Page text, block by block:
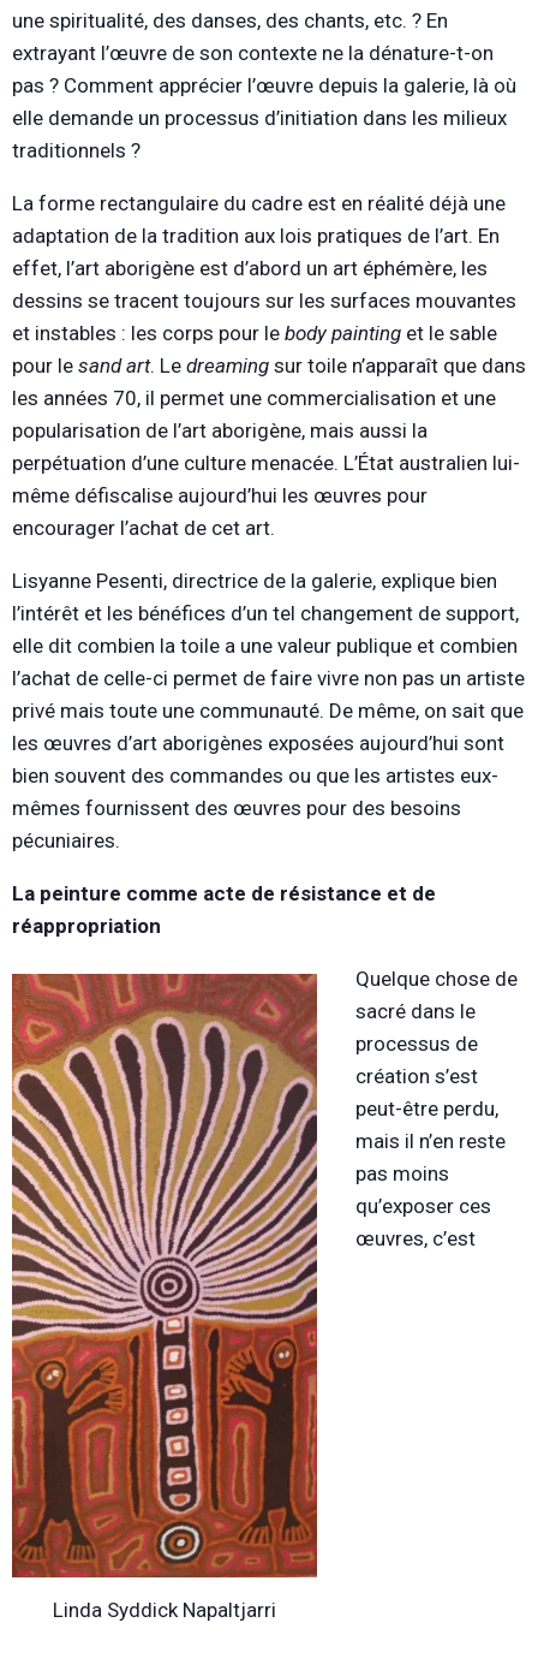
une spiritualité, des danses, des chants, etc. ? En
extrayant l’œuvre de son contexte ne la dénature-t-on
pas ? Comment apprécier l’œuvre depuis la galerie, là où
elle demande un processus d’initiation dans les milieux
traditionnels ?
La forme rectangulaire du cadre est en réalité déjà une
adaptation de la tradition aux lois pratiques de l’art. En
effet, l’art aborigène est d’abord un art éphémère, les
dessins se tracent toujours sur les surfaces mouvantes
et instables : les corps pour le body painting et le sable
pour le sand art. Le dreaming sur toile n’apparaît que dans
les années 70, il permet une commercialisation et une
popularisation de l’art aborigène, mais aussi la
perpétuation d’une culture menacée. L’État australien lui-
même défiscalise aujourd’hui les œuvres pour
encourager l’achat de cet art.
Lisyanne Pesenti, directrice de la galerie, explique bien
l’intérêt et les bénéfices d’un tel changement de support,
elle dit combien la toile a une valeur publique et combien
l’achat de celle-ci permet de faire vivre non pas un artiste
privé mais toute une communauté. De même, on sait que
les œuvres d’art aborigènes exposées aujourd’hui sont
bien souvent des commandes ou que les artistes eux-
mêmes fournissent des œuvres pour des besoins
pécuniaires.
La peinture comme acte de résistance et de
réappropriation
Linda Syddick Napaltjarri
Quelque chose de
sacré dans le
processus de
création s’est
peut-être perdu,
mais il n’en reste
pas moins
qu’exposer ces
œuvres, c’est